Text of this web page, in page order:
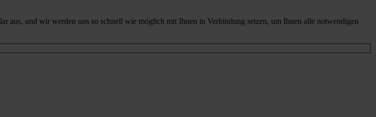
aus, und wir werden uns so schnell wie möglich mit Ihnen in Verbindung setzen, um Ihnen alle notwendigen